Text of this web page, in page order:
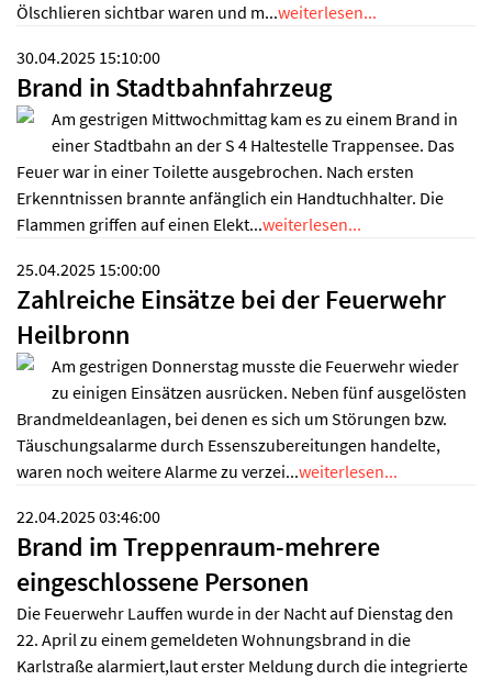
Ölschlieren sichtbar waren und m...weiterlesen...
30.04.2025 15:10:00
Brand in Stadtbahnfahrzeug
Am gestrigen Mittwochmittag kam es zu einem Brand in
einer Stadtbahn an der S 4 Haltestelle Trappensee. Das
Feuer war in einer Toilette ausgebrochen. Nach ersten
Erkenntnissen brannte anfänglich ein Handtuchhalter. Die
Flammen griffen auf einen Elekt...weiterlesen...
25.04.2025 15:00:00
Zahlreiche Einsätze bei der Feuerwehr
Heilbronn
Am gestrigen Donnerstag musste die Feuerwehr wieder
zu einigen Einsätzen ausrücken. Neben fünf ausgelösten
Brandmeldeanlagen, bei denen es sich um Störungen bzw.
Täuschungsalarme durch Essenszubereitungen handelte,
waren noch weitere Alarme zu verzei...weiterlesen...
22.04.2025 03:46:00
Brand im Treppenraum-mehrere
eingeschlossene Personen
Die Feuerwehr Lauffen wurde in der Nacht auf Dienstag den
22. April zu einem gemeldeten Wohnungsbrand in die
Karlstraße alarmiert,laut erster Meldung durch die integrierte